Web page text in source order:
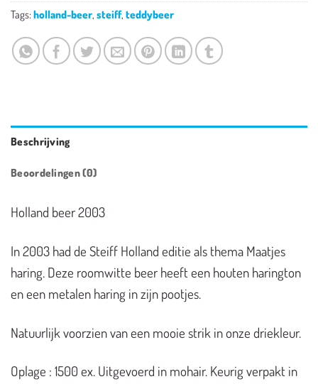
Tags: holland-beer, steiff, teddybeer
Beschrijving
Beoordelingen (0)
Holland beer 2003
In 2003 had de Steiff Holland editie als thema Maatjes
haring. Deze roomwitte beer heeft een houten harington
en een metalen haring in zijn pootjes.
Natuurlijk voorzien van een mooie strik in onze driekleur.
Oplage : 1500 ex. Uitgevoerd in mohair. Keurig verpakt in